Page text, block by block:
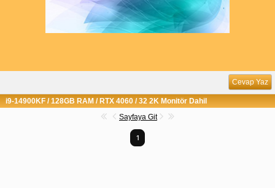
Cevap Yaz
i9-14900KF / 128GB RAM / RTX 4060 / 32 2K Monitör Dahil
Sayfaya Git
1